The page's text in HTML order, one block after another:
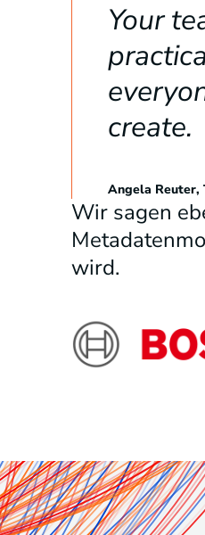
Your
create.
Angela Reuter,
Wir sagen
wird.